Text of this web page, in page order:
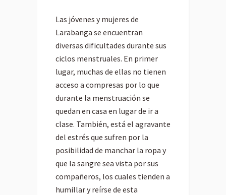
Las jóvenes y mujeres de
Larabanga se encuentran
diversas dificultades durante sus
ciclos menstruales. En primer
lugar, muchas de ellas no tienen
acceso a compresas por lo que
durante la menstruación se
quedan en casa en lugar de ir a
clase. También, está el agravante
del estrés que sufren por la
posibilidad de manchar la ropa y
que la sangre sea vista por sus
compañeros, los cuales tienden a
humillar y reírse de esta